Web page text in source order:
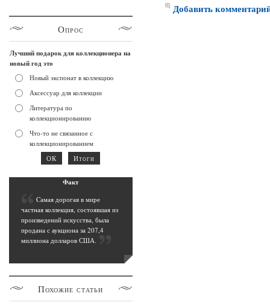
Добавить
Опрос
Лучший подарок для коллекционера на
новый год это
Новый экспонат в коллекцию
Аксессуар для коллекции
Литература по
коллекционированию
Что-то не связанное с
коллекционированием
Факт
Cамая дорогая в мире
частная коллекция, состоявшая из
произведений искусства, была
продана с аукциона за 207,4
миллиона долларов США.
Похожие статьи